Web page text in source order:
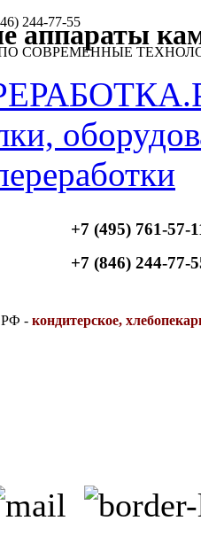
244-77-55
СОВРЕМЕННЫЕ
+7 (495) 761-57-
+7 (846) 244-77-
- кондитерское,
аппараты